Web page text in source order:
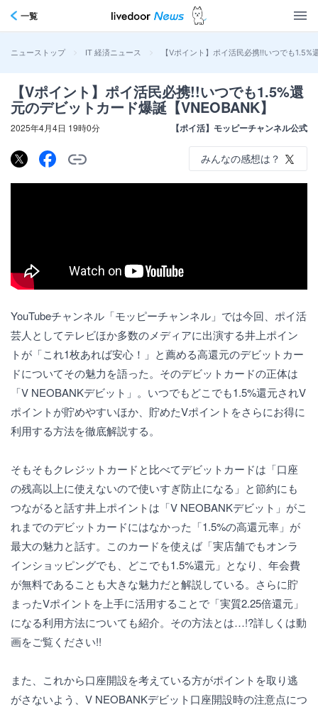
一覧
ニューストップ > IT 経済ニュース > 【Vポイント】ポイ活民必携!!いつでも
【Vポイント】ポイ活民必携!!いつでも1.5%還
元のデビットカード爆誕【VNEOBANK】
2025年4月4日 19時0分 【ポイ活】モッピーチャンネル公式
みんなの感想は？
YouTubeチャンネル「モッピーチャンネル」では今回、ポイ活
芸人としてテレビほか多数のメディアに出演する井上ポイン
トが「これ1枚あれば安心！」と薦める高還元のデビットカー
ドについてその魅力を語った。そのデビットカードの正体は
「V NEOBANKデビット」。いつでもどこでも1.5%還元されV
ポイントが貯めやすいほか、貯めたVポイントをさらにお得に
利用する方法を徹底解説する。
そもそもクレジットカードと比べてデビットカードは「口座
の残高以上に使えないので使いすぎ防止になる」と節約にも
つながると話す井上ポイントは「V NEOBANKデビット」がこ
れまでのデビットカードにはなかった「1.5%の高還元率」が
最大の魅力と話す。このカードを使えば「実店舗でもオンラ
インショッピングでも、どこでも1.5%還元」となり、年会費
が無料であることも大きな魅力だと解説している。さらに貯
まったVポイントを上手に活用することで「実質2.25倍還元」
になる利用方法についても紹介。その方法とは…!?詳しくは動
画をご覧ください!!
また、これから口座開設を考えている方がポイントを取り逃
がさないよう、V NEOBANKデビット口座開設時の注意点につ